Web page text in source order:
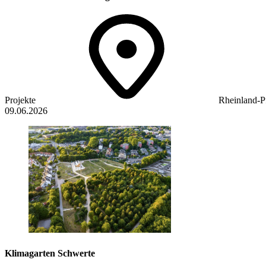
Projekte
Rheinland-
09.06.2026
Klimagarten Schwerte